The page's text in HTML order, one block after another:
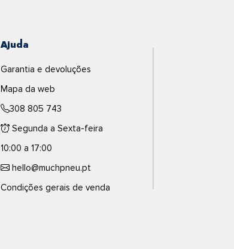
Ajuda
Garantia e devoluções
Mapa da web
308 805 743
Segunda a Sexta-feira
10:00 a 17:00
hello@muchpneu.pt
Condições gerais de venda